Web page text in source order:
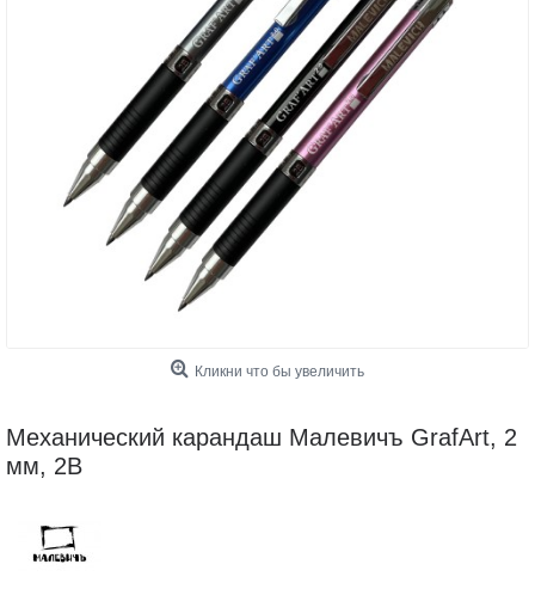
Кликни что бы увеличить
Механический карандаш Малевичъ GrafArt, 2
мм, 2В